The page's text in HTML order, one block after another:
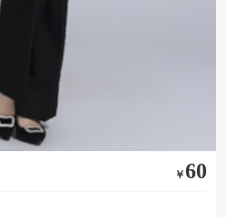
￥60